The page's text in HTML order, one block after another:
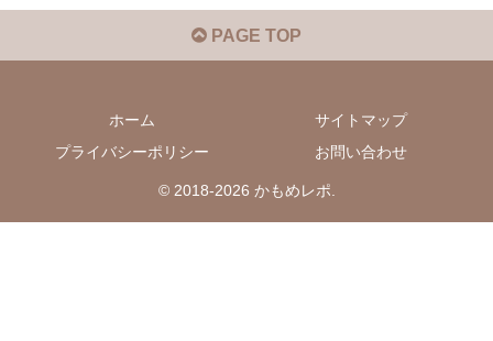
PAGE TOP
ホーム
サイトマップ
プライバシーポリシー
お問い合わせ
© 2018-2026 かもめレポ.